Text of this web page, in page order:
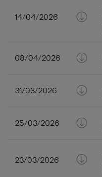
14/04/2026
08/04/2026
31/03/2026
25/03/2026
23/03/2026